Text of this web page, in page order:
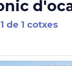
de 1 cotxes